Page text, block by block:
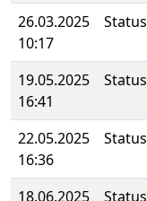
26.03.2025
10:17
Status
19.05.2025
16:41
Status
22.05.2025
16:36
Status
18.06.2025 Status